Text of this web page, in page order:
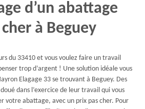
d’un abattage
à Beguey
du 33410 et vous voulez faire un travail
trop d’argent ! Une solution idéale vous
Elagage 33 se trouvant à Beguey. Des
dans l’exercice de leur travail qui vous
votre abattage, avec un prix pas cher. Pour